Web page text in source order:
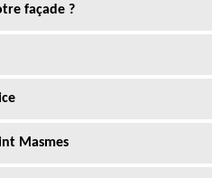
façade ?
Masmes